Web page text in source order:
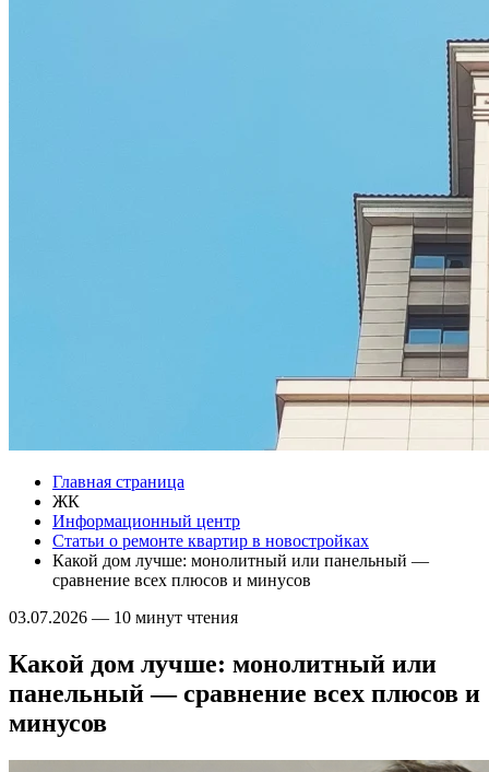
Главная страница
ЖК
Информационный центр
Статьи о ремонте квартир в новостройках
Какой дом лучше: монолитный или панельный —
сравнение всех плюсов и минусов
03.07.2026 — 10 минут чтения
Какой дом лучше: монолитный или
панельный — сравнение всех плюсов и
минусов